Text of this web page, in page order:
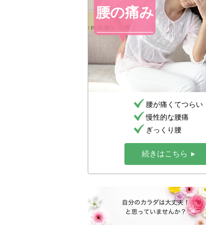
腰の痛み
腰が痛くてつらい
慢性的な腰痛
ぎっくり腰
続きはこちら